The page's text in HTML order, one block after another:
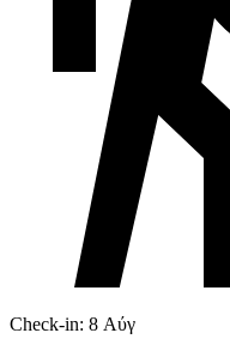
Check-in: 8 Αύγ